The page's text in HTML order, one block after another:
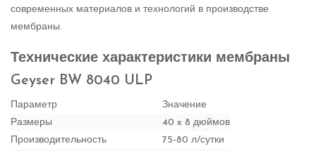
современных материалов и технологий в производстве
мембраны.
Технические характеристики мембраны
Geyser BW 8040 ULP
Параметр
Значение
Размеры
40 x 8 дюймов
Производительность
75-80 л/сутки